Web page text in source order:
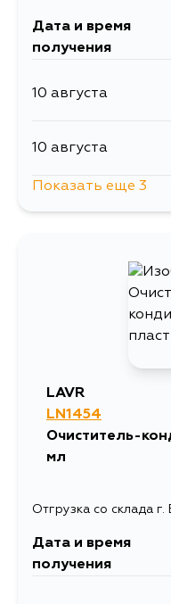
Дата и время
получения
10 августа
10 августа
Показать еще 3
LAVR
LN1454
Очиститель-
мл
Отгрузка со склада г.
Дата и время
получения